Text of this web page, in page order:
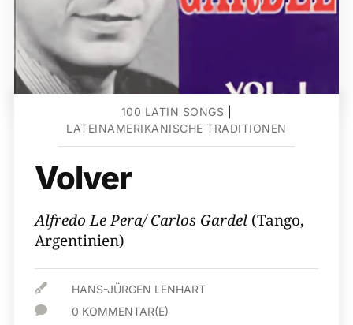
100 LATIN SONGS
LATEINAMERIKANISCHE TRADITIONEN
Volver
Alfredo Le Pera/ Carlos Gardel (Tango,
Argentinien)
 HANS-JÜRGEN LENHART
 0 KOMMENTAR(E)